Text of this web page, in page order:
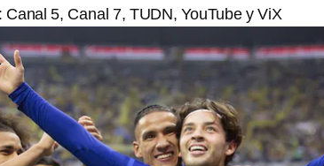
Canal 5, Canal 7, TUDN, YouTube y ViX